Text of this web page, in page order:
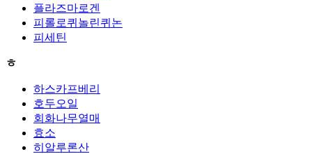
플라즈마로겐
피롤로퀴놀린퀴논
피세틴
ㅎ
하스카프베리
호두오일
회화나무열매
효소
히알루론산